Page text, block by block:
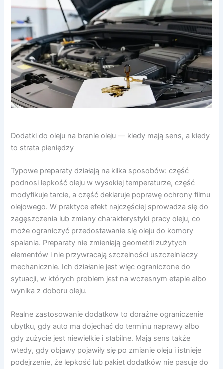
Dodatki do oleju na branie oleju — kiedy mają sens, a kiedy
to strata pieniędzy
Typowe preparaty działają na kilka sposobów: część
podnosi lepkość oleju w wysokiej temperaturze, część
modyfikuje tarcie, a część deklaruje poprawę ochrony filmu
olejowego. W praktyce efekt najczęściej sprowadza się do
zagęszczenia lub zmiany charakterystyki pracy oleju, co
może ograniczyć przedostawanie się oleju do komory
spalania. Preparaty nie zmieniają geometrii zużytych
elementów i nie przywracają szczelności uszczelniaczy
mechanicznie. Ich działanie jest więc ograniczone do
sytuacji, w których problem jest na wczesnym etapie albo
wynika z doboru oleju.
Realne zastosowanie dodatków to doraźne ograniczenie
ubytku, gdy auto ma dojechać do terminu naprawy albo
gdy zużycie jest niewielkie i stabilne. Mają sens także
wtedy, gdy objawy pojawiły się po zmianie oleju i istnieje
podejrzenie, że lepkość lub pakiet dodatków nie pasuje do